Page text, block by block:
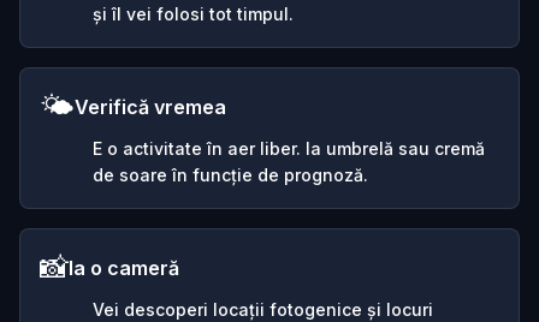
și îl vei folosi tot timpul.
🌤️Verifică vremea
E o activitate în aer liber. Ia umbrelă sau cremă
de soare în funcție de prognoză.
📸Ia o cameră
Vei descoperi locații fotogenice și locuri